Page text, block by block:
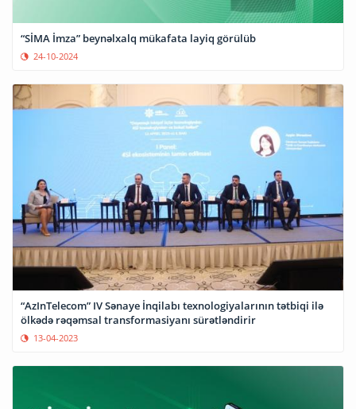
“SİMA İmza” beynəlxalq mükafata layiq görülüb
24-10-2024
“AzInTelecom” IV Sənaye İnqilabı texnologiyalarının tətbiqi ilə
ölkədə rəqəmsal transformasiyanı sürətləndirir
13-04-2023